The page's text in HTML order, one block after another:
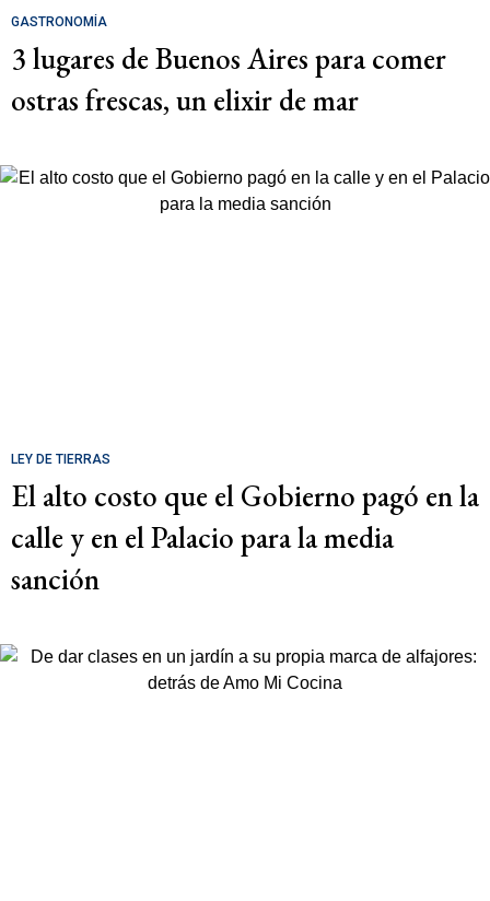
GASTRONOMÍA
3 lugares de Buenos Aires para comer
ostras frescas, un elixir de mar
LEY DE TIERRAS
El alto costo que el Gobierno pagó en la
calle y en el Palacio para la media
sanción